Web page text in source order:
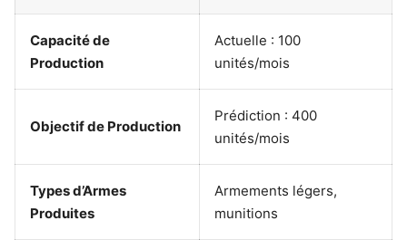
Capacité de
Production
Actuelle : 100
unités/mois
Objectif de Production
Prédiction : 400
unités/mois
Types d’Armes
Produites
Armements légers,
munitions